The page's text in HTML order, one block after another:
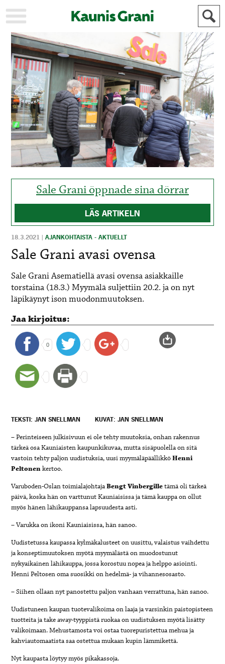
KAUPUNKI
STADEN
AJANKOHTAISTA
AKTUELLT
URHEILU
IDROTT
KULTTUURI
KULTUR
HISTORIA
HISTORIA
YLEINEN
ALLMÄN
MAINOSTAJILLE
FÖR
ANNONSÖRER
Sale Grani öppnade sina dörrar
LÄS ARTIKELN
18.3.2021 |AJANKOHTAISTA - AKTUELLT
Sale Grani avasi ovensa
Sale Grani Asematiellä avasi ovensa asiakkaille
torstaina (18.3.) Myymälä suljettiin 20.2. ja on nyt
läpikäynyt ison muodonmuutoksen.
Jaa kirjoitus:
0
TEKSTI: JAN SNELLMAN KUVAT: JAN SNELLMAN
– Perinteiseen julkisivuun ei ole tehty muutoksia, onhan rakennus
tärkeä osa Kauniaisten kaupunkikuvaa, mutta sisäpuolella on sitä
vastoin tehty paljon uudistuksia, uusi myymäläpäällikköHenni
Peltonenkertoo.
Varuboden-Oslan toimialajohtajaBengt Vinbergilletämä oli tärkeä
päivä, koska hän on varttunut Kauniaisissa ja tämä kauppa on ollut
myös hänen lähikauppansa lapsuudesta asti.
– Varukka on ikoni Kauniaisissa, hän sanoo.
Uudistetussa kaupassa kylmäkalusteet on uusittu, valaistus vaihdettu
ja konseptimuutoksen myötä myymälästä on muodostunut
nykyaikainen lähikauppa, jossa korostuu nopea ja helppo asiointi.
Henni Peltosen oma suosikki on hedelmä- ja vihannesosasto.
– Siihen ollaan nyt panostettu paljon vanhaan verrattuna, hän sanoo.
Uudistuneen kaupan tuotevalikoima on laaja ja varsinkin paistopisteen
tuotteita ja take away-tyyppistä ruokaa on uudistuksen myötä lisätty
valikoimaan. Mehustamosta voi ostaa tuorepuristettua mehua ja
kahviautomaatista saa ostettua mukaan kupin lämmikettä.
Nyt kaupasta löytyy myös pikakassoja.